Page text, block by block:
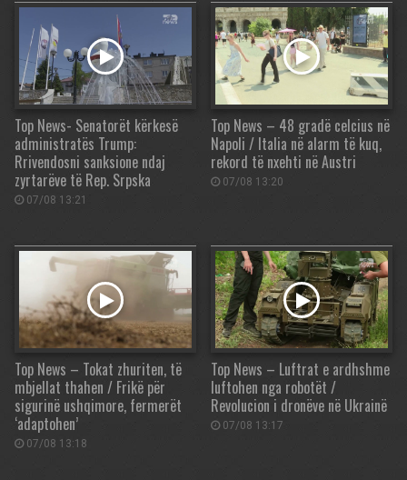
Top News- Senatorët kërkesë
administratës Trump:
Rrivendosni sanksione ndaj
zyrtarëve të Rep. Srpska
07/08 13:21
Top News – 48 gradë celcius në
Napoli / Italia në alarm të kuq,
rekord të nxehti në Austri
07/08 13:20
Top News – Tokat zhuriten, të
mbjellat thahen / Frikë për
sigurinë ushqimore, fermerët
‘adaptohen’
07/08 13:18
Top News – Luftrat e ardhshme
luftohen nga robotët /
Revolucion i dronëve në Ukrainë
07/08 13:17